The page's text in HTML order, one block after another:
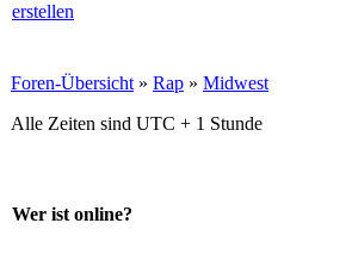
Foren-Übersicht » Rap » Midwest
Alle Zeiten sind UTC + 1 Stunde
Wer ist online?